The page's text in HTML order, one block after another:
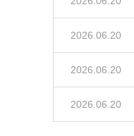
2026.06.20
2026.06.20
2026.06.20